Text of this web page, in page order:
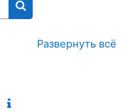
Поиск курса
Развернуть всё